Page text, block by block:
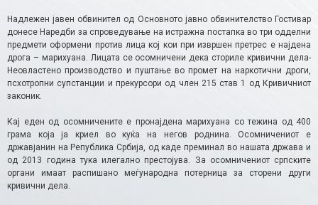
Надлежен јавен обвинител од Основното јавно обвинителство Гостивар
донесе Наредби за спроведување на истражна постапка во три одделни
предмети оформени против лица кој кои при извршен претрес е најдена
дрога – марихуана. Лицата се осомничени дека сториле кривични дела-
Неовластено производство и пуштање во промет на наркотични дроги,
псхотропни супстанции и прекурсори од член 215 став 1 од Кривичниот
законик.
Кај еден од осомничените е пронајдена марихуана со тежина од 400
грама која ја криел во куќа на негов роднина. Осомничениот е
државјанин на Република Србија, од каде преминал во нашата држава и
од 2013 година тука илегално престојува. За осомничениот српските
органи имаат распишано меѓународна потерница за сторени други
кривични дела.